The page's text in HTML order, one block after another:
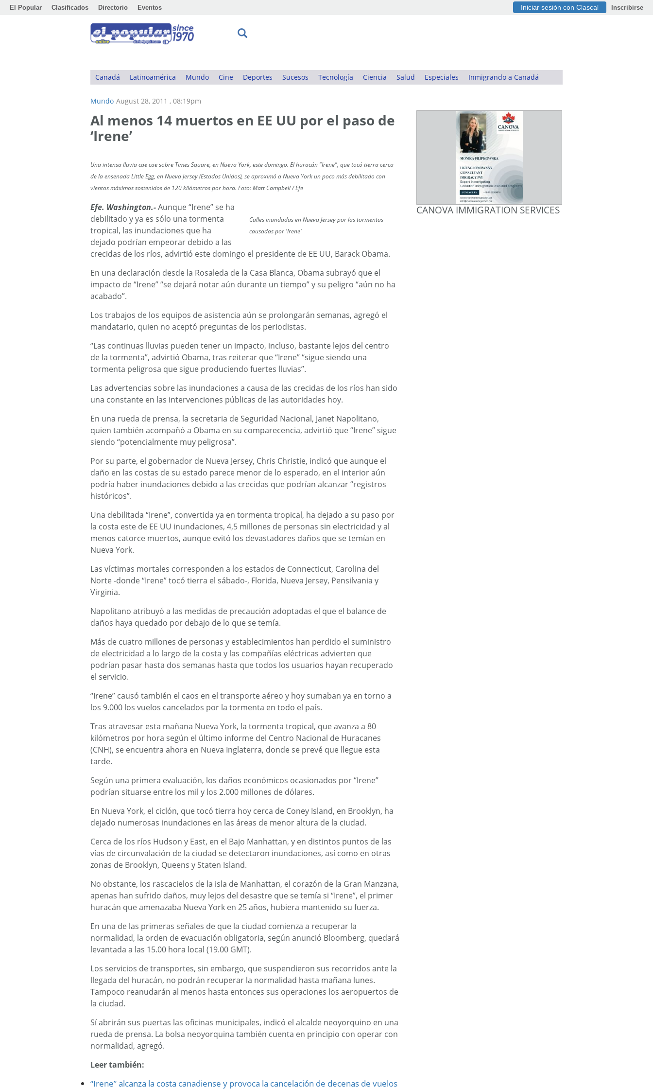
El Popular Clasificados Directorio Eventos Iniciar sesión con Clascal Inscribirse
Canadá Latinoamérica Mundo Cine Deportes Sucesos Tecnología Ciencia Salud Especiales Inmigrando a Canadá
Mundo August 28, 2011 , 08:19pm
Al menos 14 muertos en EE UU por el paso de
‘Irene’
Una intensa lluvia cae cae sobre Times Square, en Nueva York, este domingo. El huracán "Irene", que tocó tierra cerca
de la ensenada Little Egg, en Nueva Jersey (Estados Unidos), se aproximó a Nueva York un poco más debilitado con
vientos máximos sostenidos de 120 kilómetros por hora. Foto: Matt Campbell / Efe
Calles inundadas en Nueva Jersey por las tormentas
causadas por 'Irene'
Efe. Washington.-Aunque “Irene” se ha
debilitado y ya es sólo una tormenta
tropical, las inundaciones que ha
dejado podrían empeorar debido a las
crecidas de los ríos, advirtió este domingo el presidente de EE UU, Barack Obama.
En una declaración desde la Rosaleda de la Casa Blanca, Obama subrayó que el
impacto de “Irene” “se dejará notar aún durante un tiempo” y su peligro “aún no ha
acabado”.
Los trabajos de los equipos de asistencia aún se prolongarán semanas, agregó el
mandatario, quien no aceptó preguntas de los periodistas.
“Las continuas lluvias pueden tener un impacto, incluso, bastante lejos del centro
de la tormenta”, advirtió Obama, tras reiterar que “Irene” “sigue siendo una
tormenta peligrosa que sigue produciendo fuertes lluvias”.
Las advertencias sobre las inundaciones a causa de las crecidas de los ríos han sido
una constante en las intervenciones públicas de las autoridades hoy.
En una rueda de prensa, la secretaria de Seguridad Nacional, Janet Napolitano,
quien también acompañó a Obama en su comparecencia, advirtió que “Irene” sigue
siendo “potencialmente muy peligrosa”.
Por su parte, el gobernador de Nueva Jersey, Chris Christie, indicó que aunque el
daño en las costas de su estado parece menor de lo esperado, en el interior aún
podría haber inundaciones debido a las crecidas que podrían alcanzar “registros
históricos”.
Una debilitada “Irene”, convertida ya en tormenta tropical, ha dejado a su paso por
la costa este de EE UU inundaciones, 4,5 millones de personas sin electricidad y al
menos catorce muertos, aunque evitó los devastadores daños que se temían en
Nueva York.
Las víctimas mortales corresponden a los estados de Connecticut, Carolina del
Norte -donde “Irene” tocó tierra el sábado-, Florida, Nueva Jersey, Pensilvania y
Virginia.
Napolitano atribuyó a las medidas de precaución adoptadas el que el balance de
daños haya quedado por debajo de lo que se temía.
Más de cuatro millones de personas y establecimientos han perdido el suministro
de electricidad a lo largo de la costa y las compañías eléctricas advierten que
podrían pasar hasta dos semanas hasta que todos los usuarios hayan recuperado
el servicio.
“Irene” causó también el caos en el transporte aéreo y hoy sumaban ya en torno a
los 9.000 los vuelos cancelados por la tormenta en todo el país.
Tras atravesar esta mañana Nueva York, la tormenta tropical, que avanza a 80
kilómetros por hora según el último informe del Centro Nacional de Huracanes
(CNH), se encuentra ahora en Nueva Inglaterra, donde se prevé que llegue esta
tarde.
Según una primera evaluación, los daños económicos ocasionados por “Irene”
podrían situarse entre los mil y los 2.000 millones de dólares.
En Nueva York, el ciclón, que tocó tierra hoy cerca de Coney Island, en Brooklyn, ha
dejado numerosas inundaciones en las áreas de menor altura de la ciudad.
Cerca de los ríos Hudson y East, en el Bajo Manhattan, y en distintos puntos de las
vías de circunvalación de la ciudad se detectaron inundaciones, así como en otras
zonas de Brooklyn, Queens y Staten Island.
No obstante, los rascacielos de la isla de Manhattan, el corazón de la Gran Manzana,
apenas han sufrido daños, muy lejos del desastre que se temía si “Irene”, el primer
huracán que amenazaba Nueva York en 25 años, hubiera mantenido su fuerza.
En una de las primeras señales de que la ciudad comienza a recuperar la
normalidad, la orden de evacuación obligatoria, según anunció Bloomberg, quedará
levantada a las 15.00 hora local (19.00 GMT).
Los servicios de transportes, sin embargo, que suspendieron sus recorridos ante la
llegada del huracán, no podrán recuperar la normalidad hasta mañana lunes.
Tampoco reanudarán al menos hasta entonces sus operaciones los aeropuertos de
la ciudad.
Sí abrirán sus puertas las oficinas municipales, indicó el alcalde neoyorquino en una
rueda de prensa. La bolsa neoyorquina también cuenta en principio con operar con
normalidad, agregó.
Leer también:
“Irene” alcanza la costa canadiense y provoca la cancelación de decenas de vuelos
CANOVA IMMIGRATION SERVICES